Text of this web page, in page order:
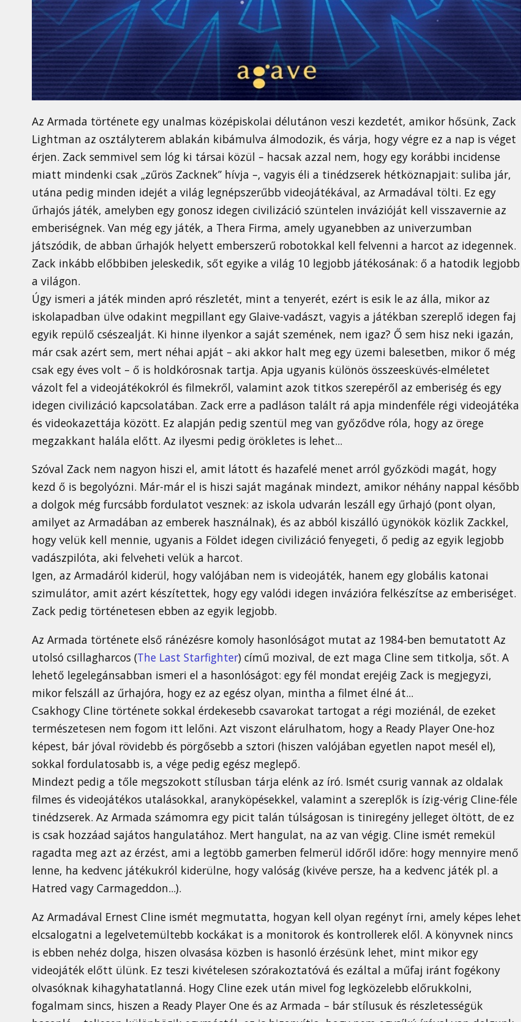
Az Armada története egy unalmas középiskolai délutánon veszi kezdetét, amikor hősünk, Zack
Lightman az osztályterem ablakán kibámulva álmodozik, és várja, hogy végre ez a nap is véget
érjen. Zack semmivel sem lóg ki társai közül – hacsak azzal nem, hogy egy korábbi incidense
miatt mindenki csak „zűrös Zacknek” hívja –, vagyis éli a tinédzserek hétköznapjait: suliba jár,
utána pedig minden idejét a világ legnépszerűbb videojátékával, az Armadával tölti. Ez egy
űrhajós játék, amelyben egy gonosz idegen civilizáció szüntelen invázióját kell visszavernie az
emberiségnek. Van még egy játék, a Thera Firma, amely ugyanebben az univerzumban
játszódik, de abban űrhajók helyett emberszerű robotokkal kell felvenni a harcot az idegennek.
Zack inkább előbbiben jeleskedik, sőt egyike a világ 10 legjobb játékosának: ő a hatodik legjobb
a világon.
Úgy ismeri a játék minden apró részletét, mint a tenyerét, ezért is esik le az álla, mikor az
iskolapadban ülve odakint megpillant egy Glaive-vadászt, vagyis a játékban szereplő idegen faj
egyik repülő csészealját. Ki hinne ilyenkor a saját szemének, nem igaz? Ő sem hisz neki igazán,
már csak azért sem, mert néhai apját – aki akkor halt meg egy üzemi balesetben, mikor ő még
csak egy éves volt – ő is holdkórosnak tartja. Apja ugyanis különös összeesküvés-elméletet
vázolt fel a videojátékokról és filmekről, valamint azok titkos szerepéről az emberiség és egy
idegen civilizáció kapcsolatában. Zack erre a padláson talált rá apja mindenféle régi videojátéka
és videokazettája között. Ez alapján pedig szentül meg van győződve róla, hogy az örege
megzakkant halála előtt. Az ilyesmi pedig örökletes is lehet...
Szóval Zack nem nagyon hiszi el, amit látott és hazafelé menet arról győzködi magát, hogy
kezd ő is begolyózni. Már-már el is hiszi saját magának mindezt, amikor néhány nappal később
a dolgok még furcsább fordulatot vesznek: az iskola udvarán leszáll egy űrhajó (pont olyan,
amilyet az Armadában az emberek használnak), és az abból kiszálló ügynökök közlik Zackkel,
hogy velük kell mennie, ugyanis a Földet idegen civilizáció fenyegeti, ő pedig az egyik legjobb
vadászpilóta, aki felveheti velük a harcot.
Igen, az Armadáról kiderül, hogy valójában nem is videojáték, hanem egy globális katonai
szimulátor, amit azért készítettek, hogy egy valódi idegen invázióra felkészítse az emberiséget.
Zack pedig történetesen ebben az egyik legjobb.
Az Armada története első ránézésre komoly hasonlóságot mutat az 1984-ben bemutatott Az
utolsó csillagharcos (The Last Starfighter) című mozival, de ezt maga Cline sem titkolja, sőt. A
lehető legelegánsabban ismeri el a hasonlóságot: egy fél mondat erejéig Zack is megjegyzi,
mikor felszáll az űrhajóra, hogy ez az egész olyan, mintha a filmet élné át...
Csakhogy Cline története sokkal érdekesebb csavarokat tartogat a régi moziénál, de ezeket
természetesen nem fogom itt lelőni. Azt viszont elárulhatom, hogy a Ready Player One-hoz
képest, bár jóval rövidebb és pörgősebb a sztori (hiszen valójában egyetlen napot mesél el),
sokkal fordulatosabb is, a vége pedig egész meglepő.
Mindezt pedig a tőle megszokott stílusban tárja elénk az író. Ismét csurig vannak az oldalak
filmes és videojátékos utalásokkal, aranyköpésekkel, valamint a szereplők is ízig-vérig Cline-féle
tinédzserek. Az Armada számomra egy picit talán túlságosan is tiniregény jelleget öltött, de ez
is csak hozzáad sajátos hangulatához. Mert hangulat, na az van végig. Cline ismét remekül
ragadta meg azt az érzést, ami a legtöbb gamerben felmerül időről időre: hogy mennyire menő
lenne, ha kedvenc játékukról kiderülne, hogy valóság (kivéve persze, ha a kedvenc játék pl. a
Hatred vagy Carmageddon...).
Az Armadával Ernest Cline ismét megmutatta, hogyan kell olyan regényt írni, amely képes lehet
elcsalogatni a legelvetemültebb kockákat is a monitorok és kontrollerek elől. A könyvnek nincs
is ebben nehéz dolga, hiszen olvasása közben is hasonló érzésünk lehet, mint mikor egy
videojáték előtt ülünk. Ez teszi kivételesen szórakoztatóvá és ezáltal a műfaj iránt fogékony
olvasóknak kihagyhatatlanná. Hogy Cline ezek után mivel fog legközelebb előrukkolni,
fogalmam sincs, hiszen a Ready Player One és az Armada – bár stílusuk és részletességük